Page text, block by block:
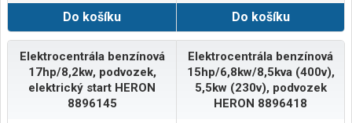
Do košíku
Do košíku
Elektrocentrála benzínová
17hp/8,2kw, podvozek,
elektrický start HERON
8896145
Elektrocentrála benzínová
15hp/6,8kw/8,5kva (400v),
5,5kw (230v), podvozek
HERON 8896418